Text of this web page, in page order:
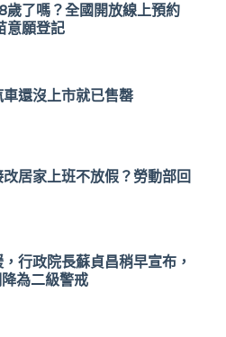
歲了嗎？全國開放線上預約
意願登記
還沒上市就已售罄
居家上班不放假？勞動部回
行政院長蘇貞昌稍早宣布，
為二級警戒